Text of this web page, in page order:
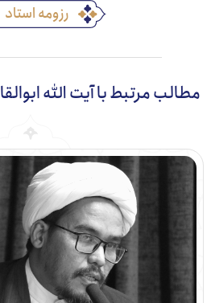
رزومه استاد
مرتبط با آیت الله